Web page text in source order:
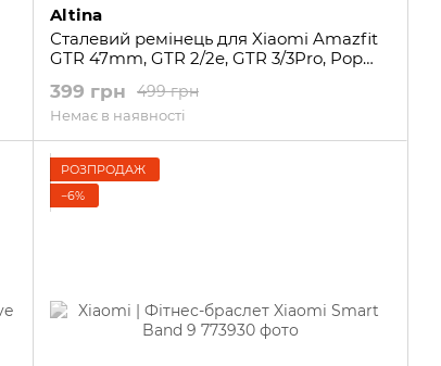
Altina
Сталевий ремінець для Xiaomi Amazfit
GTR 47mm, GTR 2/2e, GTR 3/3Pro, Pop
499 грн
399 грн
Немає в наявності
РОЗПРОДАЖ
−6%